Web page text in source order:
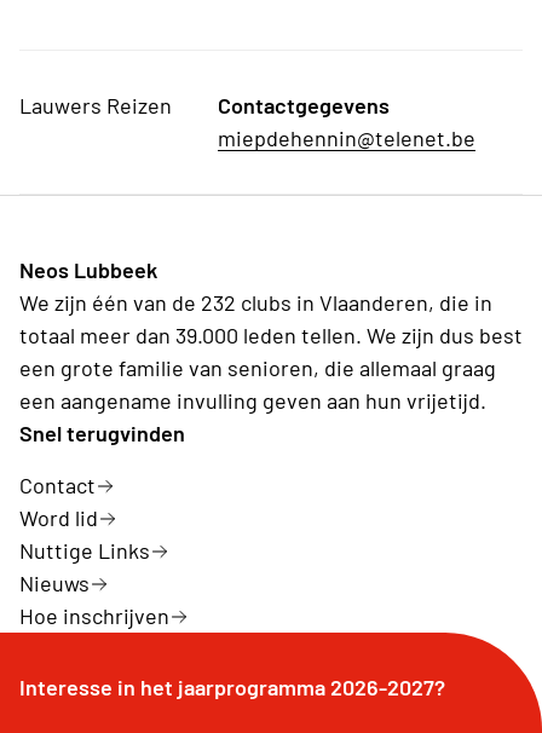
Lauwers Reizen
Contactgegevens
miepdehennin@telenet.be
Neos Lubbeek
We zijn één van de 232 clubs in Vlaanderen, die in
totaal meer dan 39.000 leden tellen. We zijn dus best
een grote familie van senioren, die allemaal graag
een aangename invulling geven aan hun vrijetijd.
Snel terugvinden
Contact
Word lid
Nuttige Links
Nieuws
Hoe inschrijven
Interesse in het jaarprogramma 2026-2027?